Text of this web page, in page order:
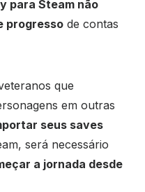
para Steam não
progresso de contas
que
em outras
seus saves
será necessário
a jornada desde